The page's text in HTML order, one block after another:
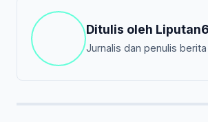
Ditulis oleh
Jurnalis dan penulis